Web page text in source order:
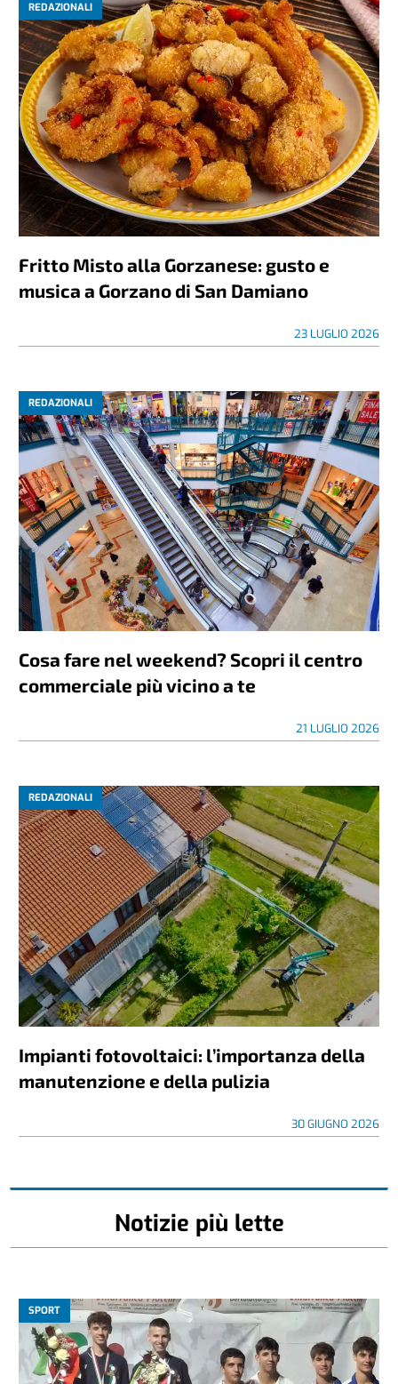
REDAZIONALI
Fritto Misto alla Gorzanese: gusto e
musica a Gorzano di San Damiano
23 LUGLIO 2026
REDAZIONALI
Cosa fare nel weekend? Scopri il centro
commerciale più vicino a te
21 LUGLIO 2026
REDAZIONALI
Impianti fotovoltaici: l’importanza della
manutenzione e della pulizia
30 GIUGNO 2026
Notizie più lette
SPORT